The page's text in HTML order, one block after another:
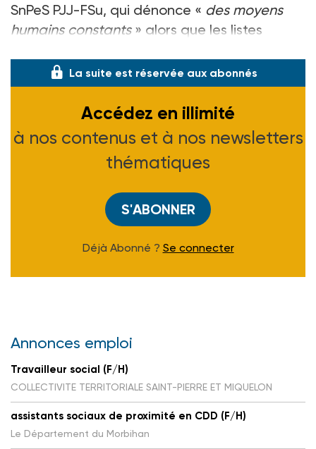
SnPeS PJJ-FSu, qui dénonce « des moyens
humains constants» alors que les listes
La suite est réservée aux abonnés
Accédez en illimité
à nos contenus et à nos newsletters
thématiques
S'ABONNER
Déjà Abonné ? Se connecter
Annonces emploi
Travailleur social (F/H)
COLLECTIVITE TERRITORIALE SAINT-PIERRE ET MIQUELON
assistants sociaux de proximité en CDD (F/H)
Le Département du Morbihan